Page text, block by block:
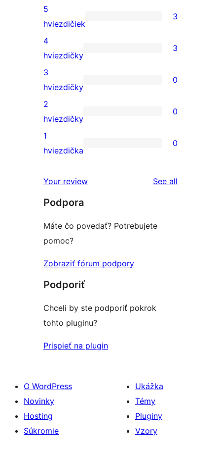
3
recenzie
s
5-
hviezdičkovým
5
hviezdičiek
3
3
recenzie
s
4-
hviezdičkovým
4
hviezdičky
3
0
recenzií
s
3-
hviezdičkovým
3
hviezdičky
0
0
recenzií
s
hviezdičkovým
2
hviezdičky
0
0
s
hviezdičkovým
hodnotením
1
hviezdička
0
Your review See all
Podpora
Máte čo povedať? Potrebujete
pomoc?
Zobraziť fórum podpory
Podporiť
Chceli by ste podporiť pokrok
tohto pluginu?
Prispieť na plugin
O WordPress
Novinky
Hosting
Súkromie
Ukážka
Témy
Pluginy
Vzory